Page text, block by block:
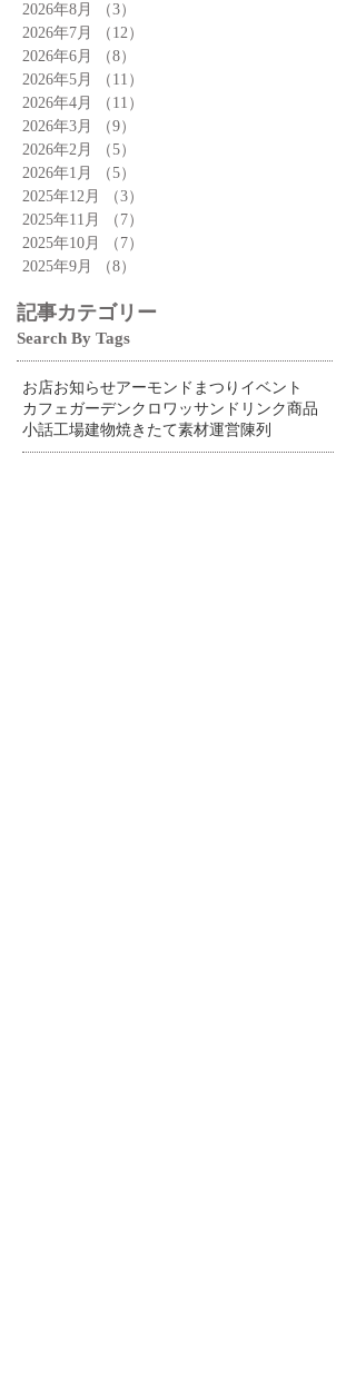
2026年8月 （3）
2026年7月
（12）
2026年6月
（8）
2026年5月
（11）
2026年4月
（11）
2026年3月
（9）
2026年2月
（5）
2026年1月
（5）
2025年12月
（3）
2025年11月
（7）
2025年10月
（7）
2025年9月
（8）
記事カテゴリー
Search By Tags
お店お知らせアーモンドまつり イベント
カフェ ガーデンクロワッサン ドリンク商品
小話工場建物焼きたて素材運営陳列